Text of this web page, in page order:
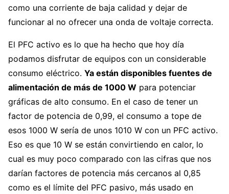
como una corriente de baja calidad y dejar de
funcionar al no ofrecer una onda de voltaje correcta.
El PFC activo es lo que ha hecho que hoy día
podamos disfrutar de equipos con un considerable
consumo eléctrico. Ya están disponibles fuentes de
alimentación de más de 1000 W para potenciar
gráficas de alto consumo. En el caso de tener un
factor de potencia de 0,99, el consumo a tope de
esos 1000 W sería de unos 1010 W con un PFC activo.
Eso es que 10 W se están convirtiendo en calor, lo
cual es muy poco comparado con las cifras que nos
darían factores de potencia más cercanos al 0,85
como es el límite del PFC pasivo, más usado en